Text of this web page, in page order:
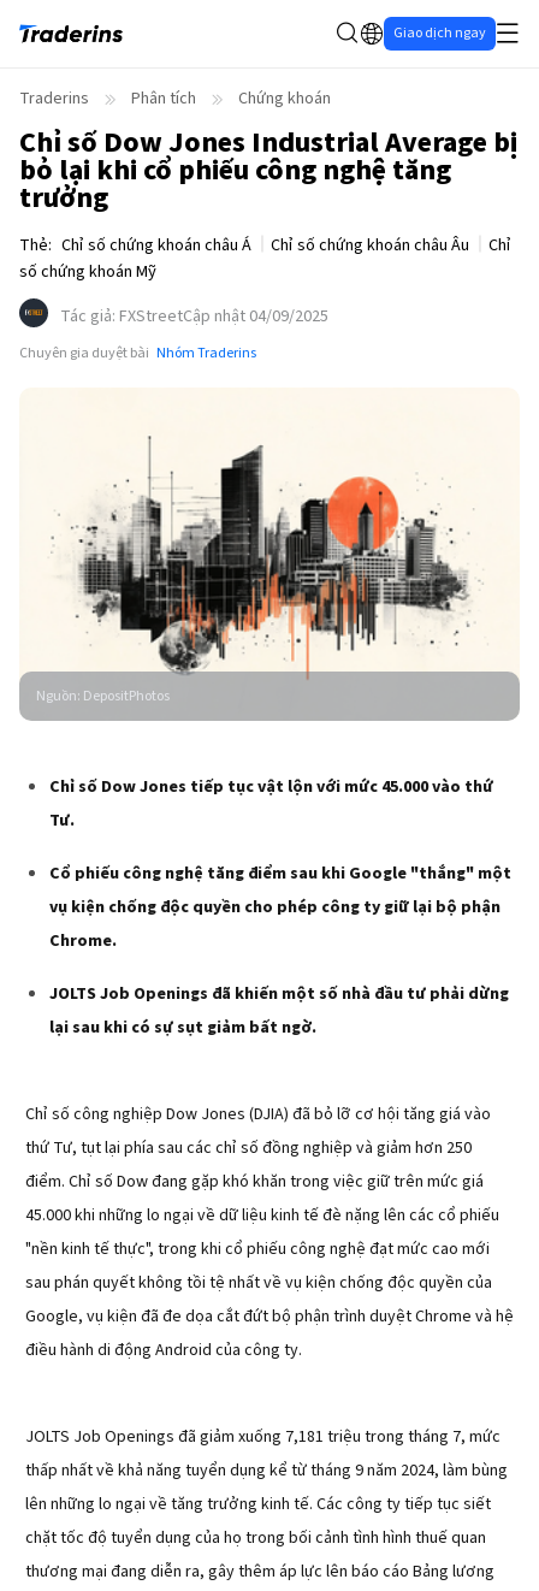
Giao dịch ngay
Traderins Phân tích Chứng khoán
Chỉ số Dow Jones Industrial Average bị
bỏ lại khi cổ phiếu công nghệ tăng
trưởng
Thẻ: Chỉ số chứng khoán châu Á Chỉ số chứng khoán châu Âu
Chỉ
số chứng khoán Mỹ
Tác giả: FXStreetCập nhật 04/09/2025
Chuyên gia duyệt bài Nhóm Traderins
Nguồn: DepositPhotos
Chỉ số Dow Jones tiếp tục vật lộn với mức 45.000 vào thứ
Tư.
Cổ phiếu công nghệ tăng điểm sau khi Google "thắng" một
vụ kiện chống độc quyền cho phép công ty giữ lại bộ phận
Chrome.
JOLTS Job Openings đã khiến một số nhà đầu tư phải dừng
lại sau khi có sự sụt giảm bất ngờ.
Chỉ số công nghiệp Dow Jones (DJIA) đã bỏ lỡ cơ hội tăng giá vào
thứ Tư, tụt lại phía sau các chỉ số đồng nghiệp và giảm hơn 250
điểm. Chỉ số Dow đang gặp khó khăn trong việc giữ trên mức giá
45.000 khi những lo ngại về dữ liệu kinh tế đè nặng lên các cổ phiếu
"nền kinh tế thực", trong khi cổ phiếu công nghệ đạt mức cao mới
sau phán quyết không tồi tệ nhất về vụ kiện chống độc quyền của
Google, vụ kiện đã đe dọa cắt đứt bộ phận trình duyệt Chrome và hệ
điều hành di động Android của công ty.
JOLTS Job Openings đã giảm xuống 7,181 triệu trong tháng 7, mức
thấp nhất về khả năng tuyển dụng kể từ tháng 9 năm 2024, làm bùng
lên những lo ngại về tăng trưởng kinh tế. Các công ty tiếp tục siết
chặt tốc độ tuyển dụng của họ trong bối cảnh tình hình thuế quan
thương mại đang diễn ra, gây thêm áp lực lên báo cáo Bảng lương